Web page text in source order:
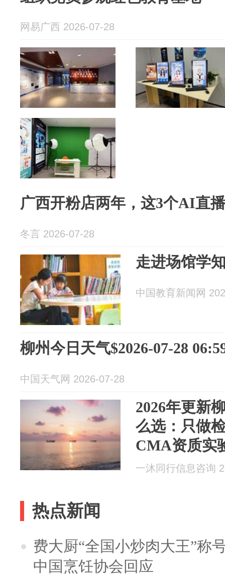
网易广西 2026-07-28
广西开粉店两年，这3个AI直
冬言 2026-07-28
走进场馆学
中国教育新闻网
柳州今日天气$2026-07-28
中国天气网 2026-07-28
2026年更新
么选：只做
CMA资质
CMA甲醛检
一沐同行信息咨询
热点新闻
费大厨“全国小炒肉大王”称
中国烹饪协会回应